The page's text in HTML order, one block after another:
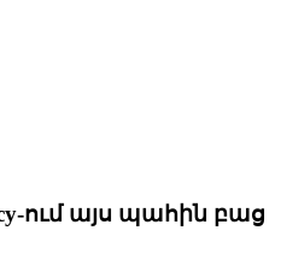
ում այս պահին բաց